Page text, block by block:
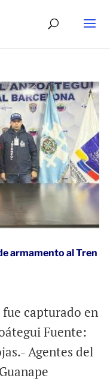
armamento al Tren
capturado en
Fuente:
Agentes del